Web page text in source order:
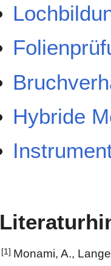
Hybride
[1] Monami, A.,